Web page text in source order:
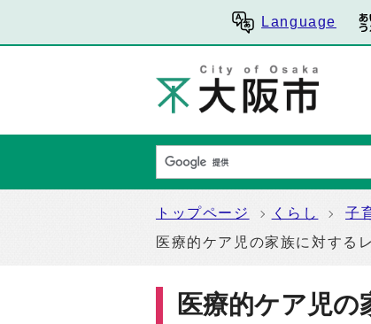
Language
トップページ くらし 子
医療的ケア児の家族に対する
医療的ケア児